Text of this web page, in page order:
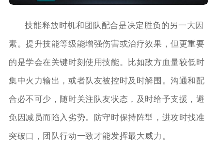
技能释放时机和团队配合是决定胜负的另一大因
素。提升技能等级能增强伤害或治疗效果，但更重要
的是学会在关键时刻使用技能。比如敌方血量较低时
集中火力输出，或者队友被控时及时解围。沟通和配
合必不可少，随时关注队友状态，及时给予支援，避
免因减员而陷入劣势。防守时保持阵型，进攻时找准
突破口，团队行动一致才能发挥最大威力。